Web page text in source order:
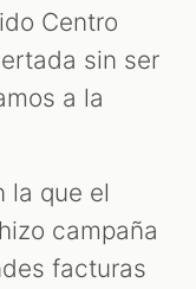
Centro
sin ser
a la
la que el
campaña
facturas